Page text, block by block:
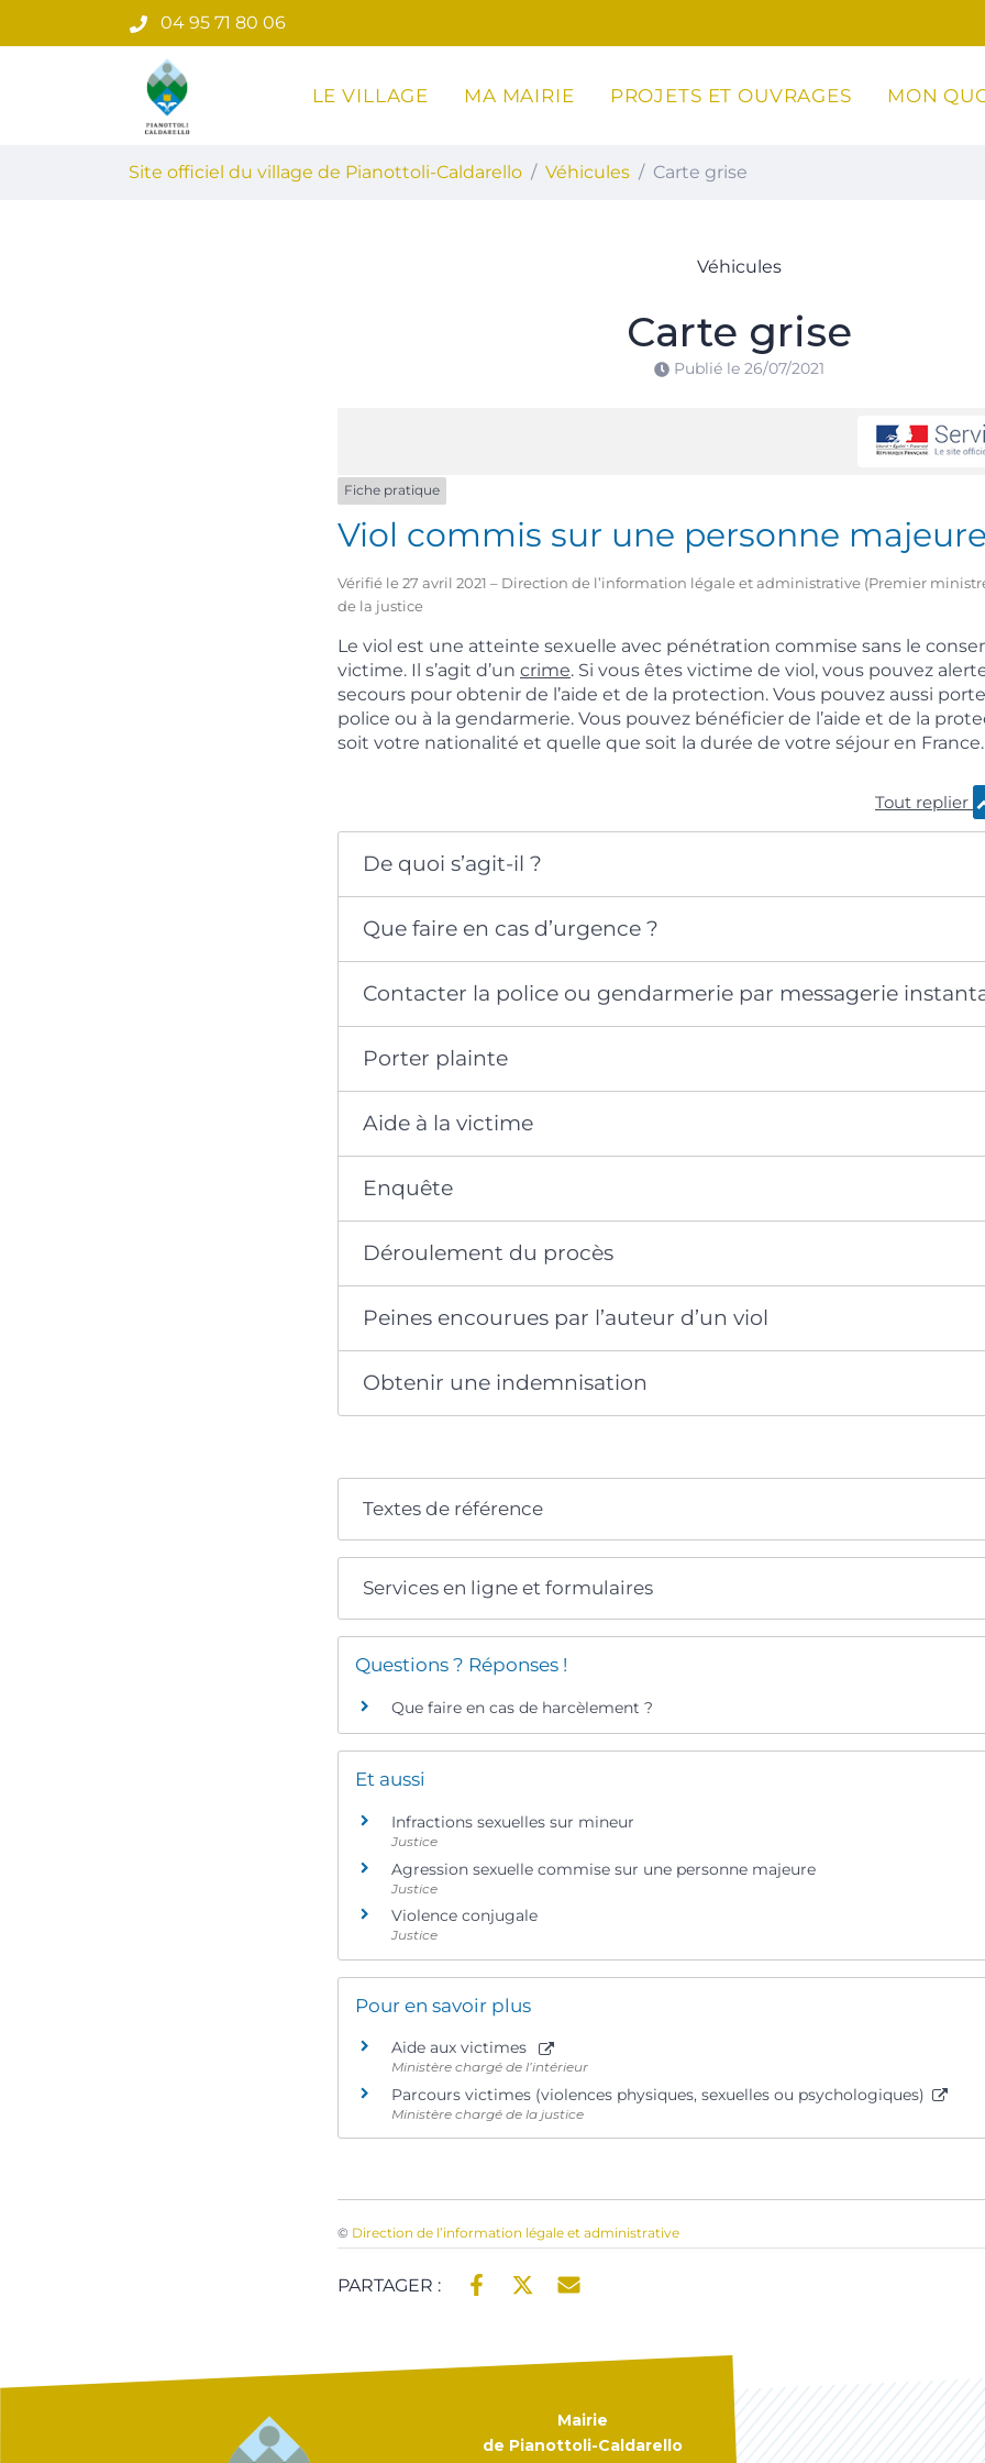
au
04 95 71 80 06
Site officiel du village de Pianottoli-Caldarello
LE VILLAGE MA MAIRIE PROJETS ET OUVRAGES MON
Site officiel du village de Pianottoli-Caldarello Véhicules Carte grise
Véhicules
Carte grise
Publié le 26/07/2021
Fiche pratique
Viol commis sur une personne
Vérifié le 27 avril 2021 – Direction de l’information légale et administrative (Premier
de la justice
Le viol est une atteinte sexuelle avec pénétration commise sans le
victime. Il s’agit d’un crime. Si vous êtes victime de viol, vous pouvez
secours pour obtenir de l’aide et de la protection. Vous pouvez aussi
police ou à la gendarmerie. Vous pouvez bénéficier de l’aide et de la
soit votre nationalité et quelle que soit la durée de votre séjour en France.
Tout replier
De quoi s’agit-il ?
Que faire en cas d’urgence ?
Contacter la police ou gendarmerie par messagerie
Porter plainte
Aide à la victime
Enquête
Déroulement du procès
Peines encourues par l’auteur d’un viol
Obtenir une indemnisation
Textes de référence
Services en ligne et formulaires
Questions ? Réponses !
Que faire en cas de harcèlement ?
Et aussi
Infractions sexuelles sur mineur
Justice
Agression sexuelle commise sur une personne majeure
Justice
Violence conjugale
Justice
Pour en savoir plus
Aide aux victimes
Ministère chargé de l’intérieur
Parcours victimes (violences physiques, sexuelles ou psychologiques)
Ministère chargé de la justice
© Direction de l’information légale et administrative
PARTAGER :
Mairie
de Pianottoli-Caldarello